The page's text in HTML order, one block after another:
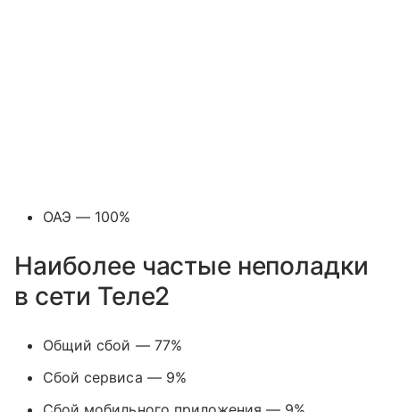
ОАЭ — 100%
Наиболее частые неполадки
в сети Теле2
Общий сбой — 77%
Сбой сервиса — 9%